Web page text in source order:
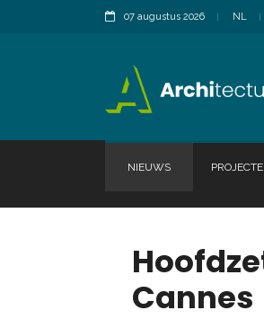
07 augustus 2026 NL
NIEUWS
Cannes